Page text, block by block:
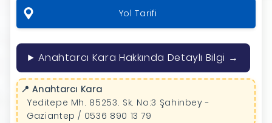
Yol Tarifi
Anahtarcı Kara Hakkında Detaylı Bilgi →
📍 Anahtarcı Kara
Yeditepe Mh. 85253. Sk. No:3 Şahinbey -
Gaziantep / 0536 890 13 79